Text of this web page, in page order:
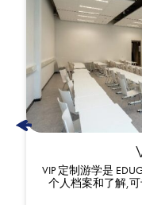
VIP 定制游学是
个人档案和了解,